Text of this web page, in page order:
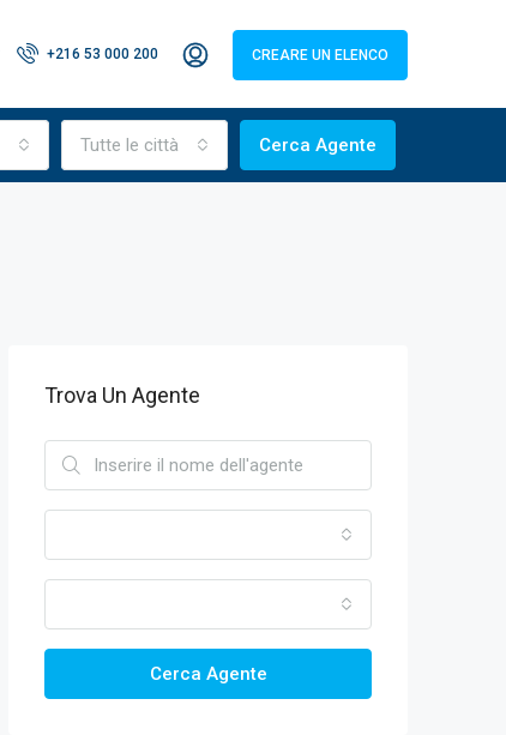
+216 53 000 200 CREARE UN ELENCO
Tutte le città Cerca Agente
Trova Un Agente
Cerca Agente